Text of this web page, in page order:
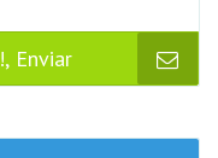
Enviar